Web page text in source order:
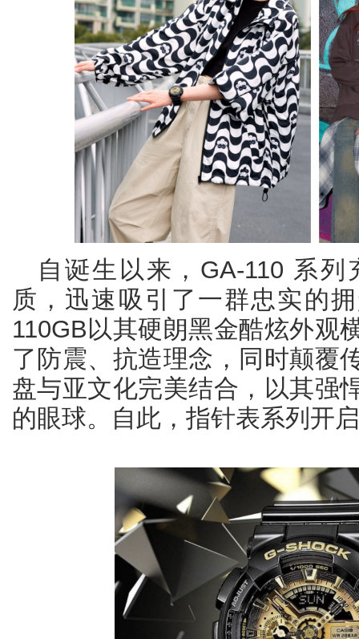
自诞生以来，GA-110 系
质，迅速吸引了一群忠实的
110GB以其硬朗黑金酷炫外观
了防震、抗造理念，同时颠覆
盘与亚文化完美结合，以其强
的眼球。自此，指针表系列开